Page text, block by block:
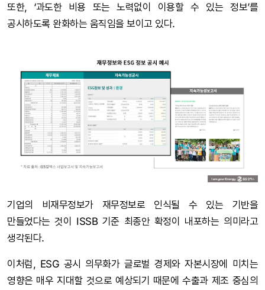
또한, ‘과도한 비용 또는 노력없이 이용할 수 있는 정보’를
공시하도록 완화하는 움직임을 보이고 있다.
기업의 비재무정보가 재무정보로 인식될 수 있는 기반을
만들었다는 것이 ISSB 기준 최종안 확정이 내포하는 의미라고
생각된다.
이처럼, ESG 공시 의무화가 글로벌 경제와 자본시장에 미치는
영향은 매우 지대할 것으로 예상되기 때문에 수출과 제조 중심의